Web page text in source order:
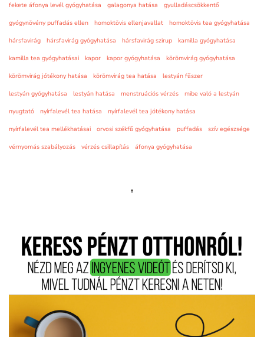
fekete áfonya levél gyógyhatása
galagonya hatása
gyulladáscsökkentő
gyógynövény puffadás ellen
homoktövis ellenjavallat
homoktövis tea gyógyhatása
hársfavirág
hársfavirág gyógyhatása hársfavirág szirup
kamilla gyógyhatása
kamilla tea gyógyhatásai
kapor kapor gyógyhatása
körömvirág gyógyhatása
körömvirág jótékony hatása
körömvirág tea hatása
lestyán fűszer
lestyán gyógyhatása
lestyán hatása menstruációs vérzés
mibe való a lestyán
nyugtató
nyírfalevél tea hatása
nyírfalevél tea jótékony hatása
nyírfalevél tea mellékhatásai
orvosi székfű gyógyhatása puffadás
szív egészsége
vérnyomás szabályozás
vérzés csillapítás áfonya gyógyhatása